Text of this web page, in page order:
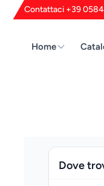
Contattaci +39
Home
Dove